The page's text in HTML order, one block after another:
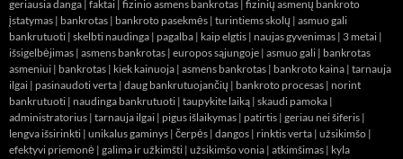
geriausia danga | faktai | fizinio asmens bankrotas | fizinių asmenų bankroto
įstatymas | bankrotas | bankroto pasekmės | turintiems skolų | asmuo gali
bankrutuoti | skelbti naudinga | pagalba | kaip elgtis | naujas gyvenimas | 3 metai |
išsigelbėjimas | asmens bankrotas | europos sąjungoje | asmuo gali | bankrotas
asmeniui | bankrotas | kiek kainuoja | asmens bankrotas | bankroto kaina | tarnauja
ilgai | pasinaudoti verta | daug bankrutuojančių | bankroto procesas | norint
bankrutuoti | naudinga bankrutuoti | taupykite laiką | skaudi pamoka |
administratorius | tarnauja ilgai | pigus išlaikymas | patirtis | geriau nei šiferis |
lengva išsirinkti | unikalus gaminys | čerpės | dangos | rinktis verta | užsikimšo |
efektyvi priemonė | galima ir užkimšti | užsikimšo vonia | atkimšimas | kyla